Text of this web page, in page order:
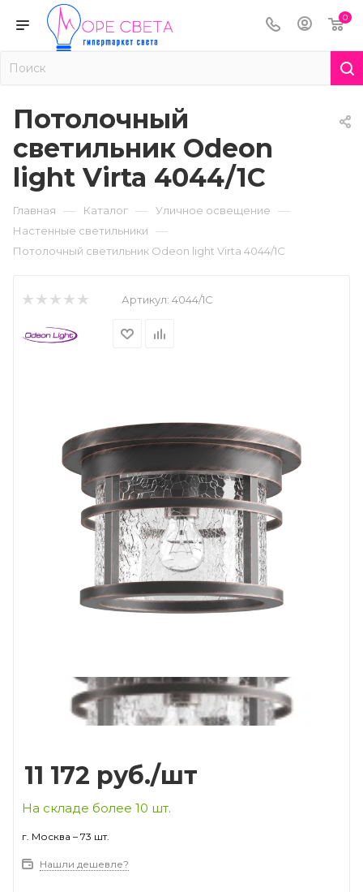
0
Потолочный
светильник Odeon
light Virta 4044/1C
Главная — Каталог — Уличное освещение —
Настенные светильники —
Потолочный светильник Odeon light Virta 4044/1C
Артикул: 4044/1C
11 172 руб./шт
На складе более 10 шт.
г. Москва – 73 шт.
Нашли дешевле?